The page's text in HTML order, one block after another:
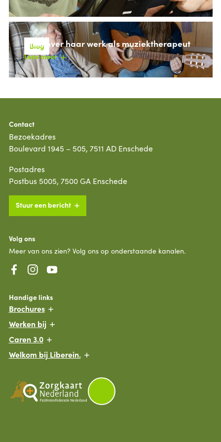
Blog
Nikki over haar werk als muziektherapeut
Lees meer
Contact
Bezoekadres
Boulevard 1945 – 505, 7511 AD Enschede
Postadres
Postbus 5005, 7500 GA Enschede
Stuur een bericht
Volg ons
Meer van ons zien? Volg ons op onderstaande kanalen.
Handige links
Brochures
Werken bij
Caren 3.0
Welkom bij Liberein.